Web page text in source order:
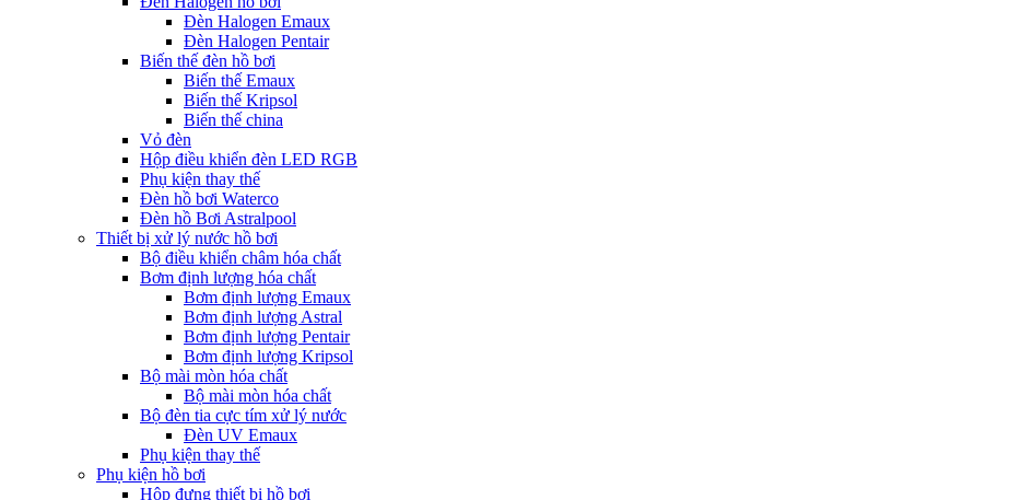
Đèn Halogen Emaux
Đèn Halogen Pentair
Biến thế đèn hồ bơi
Biến thế Emaux
Biến thế Kripsol
Biến thế china
Vỏ đèn
Hộp điều khiển đèn LED RGB
Phụ kiện thay thế
Đèn hồ bơi Waterco
Đèn hồ Bơi Astralpool
Thiết bị xử lý nước hồ bơi
Bộ điều khiển châm hóa chất
Bơm định lượng hóa chất
Bơm định lượng Emaux
Bơm định lượng Astral
Bơm định lượng Pentair
Bơm định lượng Kripsol
Bộ mài mòn hóa chất
Bộ mài mòn hóa chất
Bộ đèn tia cực tím xử lý nước
Đèn UV Emaux
Phụ kiện thay thế
Phụ kiện hồ bơi
Hộp đựng thiết bị hồ bơi